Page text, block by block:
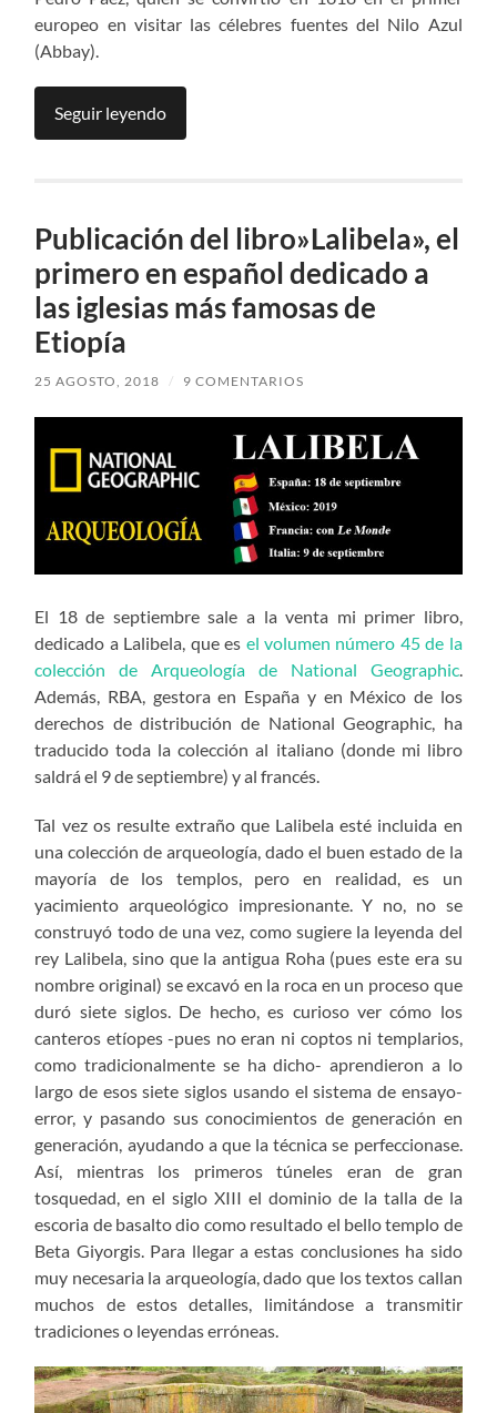
europeo en visitar las célebres fuentes del Nilo Azul
(Abbay).
Seguir leyendo
Publicación del libro»Lalibela», el
primero en español dedicado a
las iglesias más famosas de
Etiopía
25 AGOSTO, 2018 / 9 COMENTARIOS
El 18 de septiembre sale a la venta mi primer libro,
dedicado a Lalibela, que es el volumen número 45 de la
colección de Arqueología de National Geographic.
Además, RBA, gestora en España y en México de los
derechos de distribución de National Geographic, ha
traducido toda la colección al italiano (donde mi libro
saldrá el 9 de septiembre) y al francés.
Tal vez os resulte extraño que Lalibela esté incluida en
una colección de arqueología, dado el buen estado de la
mayoría de los templos, pero en realidad, es un
yacimiento arqueológico impresionante. Y no, no se
construyó todo de una vez, como sugiere la leyenda del
rey Lalibela, sino que la antigua Roha (pues este era su
nombre original) se excavó en la roca en un proceso que
duró siete siglos. De hecho, es curioso ver cómo los
canteros etíopes -pues no eran ni coptos ni templarios,
como tradicionalmente se ha dicho- aprendieron a lo
largo de esos siete siglos usando el sistema de ensayo-
error, y pasando sus conocimientos de generación en
generación, ayudando a que la técnica se perfeccionase.
Así, mientras los primeros túneles eran de gran
tosquedad, en el siglo XIII el dominio de la talla de la
escoria de basalto dio como resultado el bello templo de
Beta Giyorgis. Para llegar a estas conclusiones ha sido
muy necesaria la arqueología, dado que los textos callan
muchos de estos detalles, limitándose a transmitir
tradiciones o leyendas erróneas.